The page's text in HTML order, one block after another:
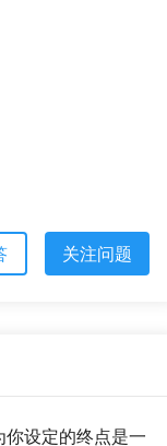
关注问题
设定的终点是一